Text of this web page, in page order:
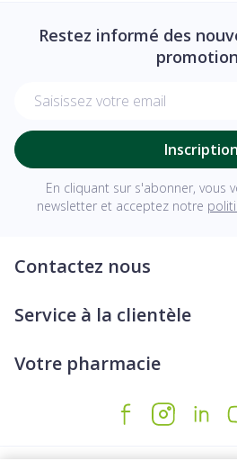
Restez informé des
Inscription
En cliquant sur s'abonner, vous
newsletter et acceptez notre
Contactez nous
Service à la clientèle
Votre pharmacie